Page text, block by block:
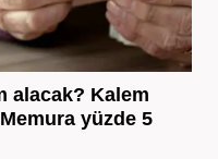
alacak? Kalem
yüzde 5